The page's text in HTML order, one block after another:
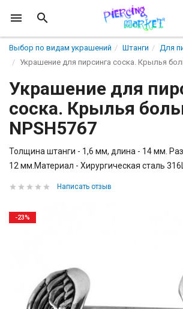
Выбор по видам украшений Штанги
Для
Украшение для пирсинга соска. Крылья
Украшение для
соска. Крылья
NPSH5767
Толщина штанги - 1,6 мм, длина - 14 мм.
12 мм.Материал - Хирургическая сталь
Написать отзыв
-23%